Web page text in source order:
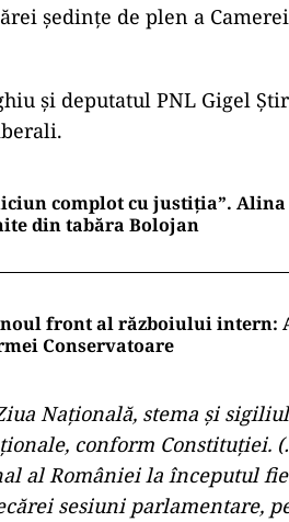
şedinţe de plen a
şi deputatul PNL Gigel
complot cu justiția”.
din tabăra Bolojan
noul front al războiului intern:
Conservatoare
Naţională, stema şi
conform Constituţiei.
al României la începutul
sesiuni parlamentare,